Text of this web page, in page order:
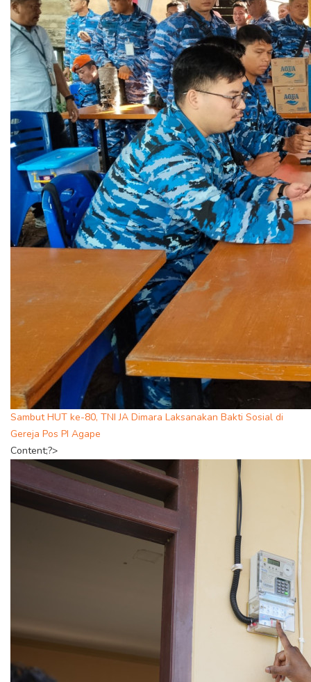
Sambut HUT ke-80, TNI JA Dimara Laksanakan Bakti Sosial di
Gereja Pos PI Agape
Content;?>